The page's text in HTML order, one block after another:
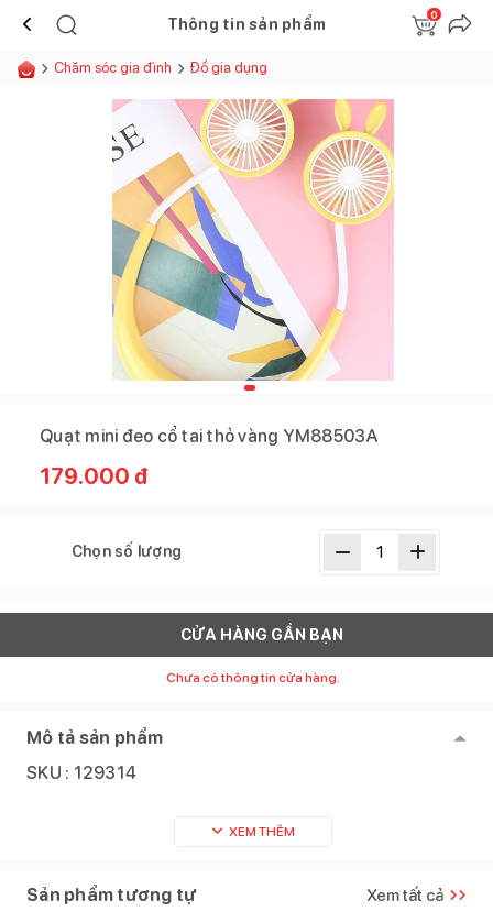
Thông tin sản phẩm
0
Chăm sóc gia đình Đồ gia dụng
Quạt mini đeo cổ tai thỏ vàng YM88503A
179.000 đ
Chọn số lượng
CỬA HÀNG GẦN BẠN
Chưa có thông tin cửa hàng.
Mô tả sản phẩm
SKU : 129314
XEM THÊM
Sản phẩm tương tự Xem tất cả